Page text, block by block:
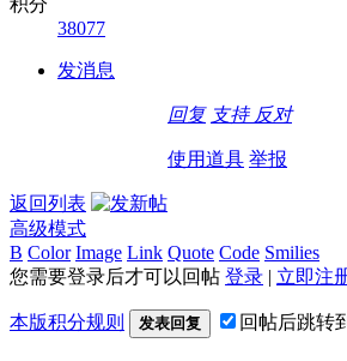
38077
发消息
回复 支持 反对
使用道具 举报
返回列表
高级模式
B Color Image Link Quote Code Smilies
您需要登录后才可以回帖 登录 | 立即注
本版积分规则 发表回复 回帖后跳转